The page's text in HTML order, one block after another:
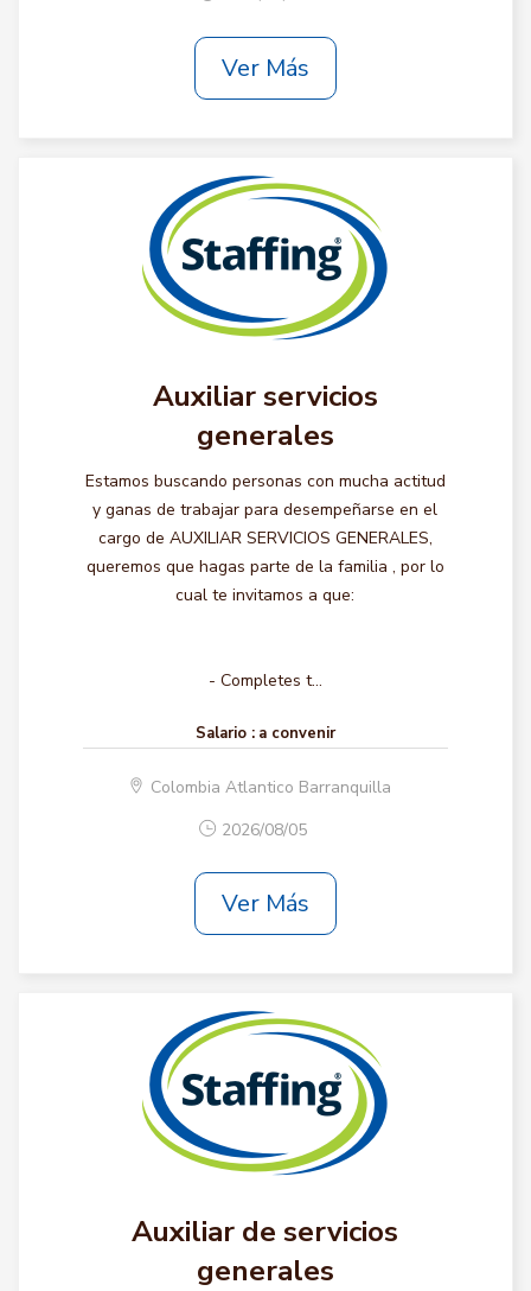
Ver Más
Auxiliar servicios
generales
Estamos buscando personas con mucha actitud
y ganas de trabajar para desempeñarse en el
cargo de AUXILIAR SERVICIOS GENERALES,
queremos que hagas parte de la familia , por lo
cual te invitamos a que:
- Completes t...
Salario : a convenir
Colombia Atlantico Barranquilla
2026/08/05
Ver Más
Auxiliar de servicios
generales